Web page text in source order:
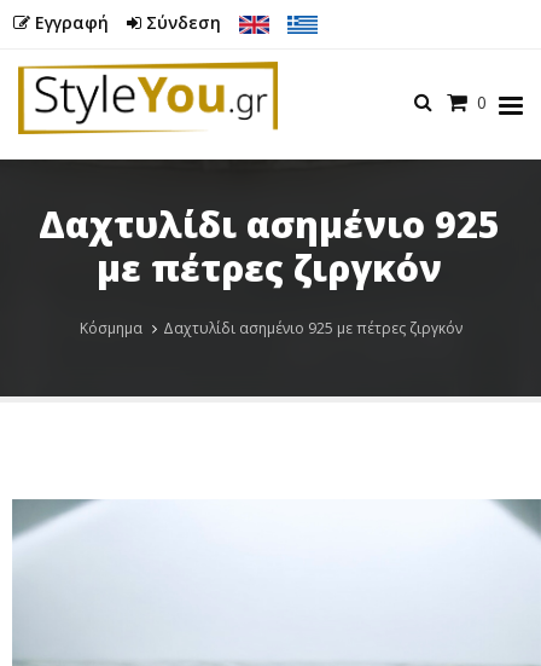
Εγγραφή Σύνδεση
Menu
0
Δαχτυλίδι ασημένιο 925
με πέτρες ζιργκόν
Κόσμημα Δαχτυλίδι ασημένιο 925 με πέτρες ζιργκόν